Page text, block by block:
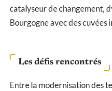
catalyseur de changement,
Bourgogne avec des cuvées
Les défis rencontrés
Entre la modernisation des